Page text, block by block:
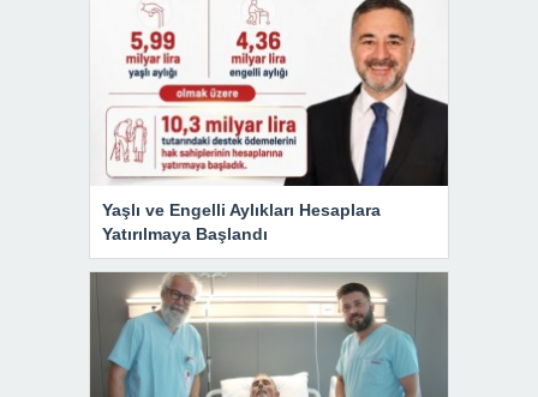
Yaşlı ve Engelli Aylıkları Hesaplara
Yatırılmaya Başlandı